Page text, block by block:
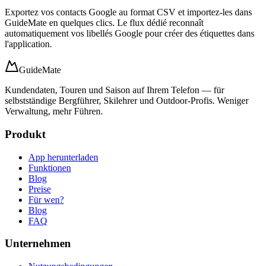
Exportez vos contacts Google au format CSV et importez-les dans
GuideMate en quelques clics. Le flux dédié reconnaît
automatiquement vos libellés Google pour créer des étiquettes dans
l'application.
GuideMate
Kundendaten, Touren und Saison auf Ihrem Telefon — für
selbstständige Bergführer, Skilehrer und Outdoor-Profis. Weniger
Verwaltung, mehr Führen.
Produkt
App herunterladen
Funktionen
Blog
Preise
Für wen?
Blog
FAQ
Unternehmen